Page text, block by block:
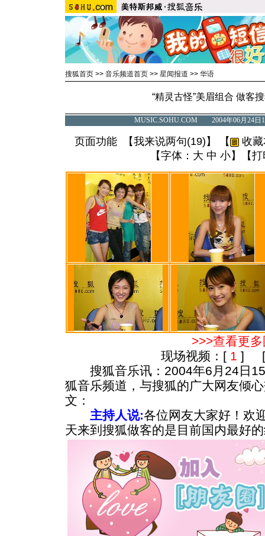
搜狐首页 >> 音乐频道首页 >> 星闻报道 >> 华语
“精灵古怪”美眉组合 做客
MUSIC.SOHU.COM 2004年06月24
页面功能 【我来说两句(19) 】 【
收
【字体： 大 中 小】【打
>>>查看更
现场视频：[ 1 ]
搜狐音乐讯：2004年6月24日15
狐音乐频道，与搜狐的广大网友倾
文：
主持人说:各位网友大家好！欢
天来到搜狐做客的是目前国内最好